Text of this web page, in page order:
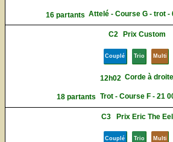
16 partants Attelé - Course G - trot -
C2 Prix Custom
Couplé Trio Multi
12h02 Corde à droite
18 partants Trot - Course F - 21
C3 Prix Eric The Eel
Couplé Trio Multi